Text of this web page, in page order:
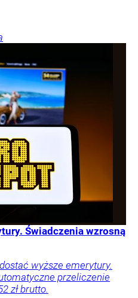
Świadczenia wzrosną
wyższe emerytury.
przeliczenie
zł brutto.